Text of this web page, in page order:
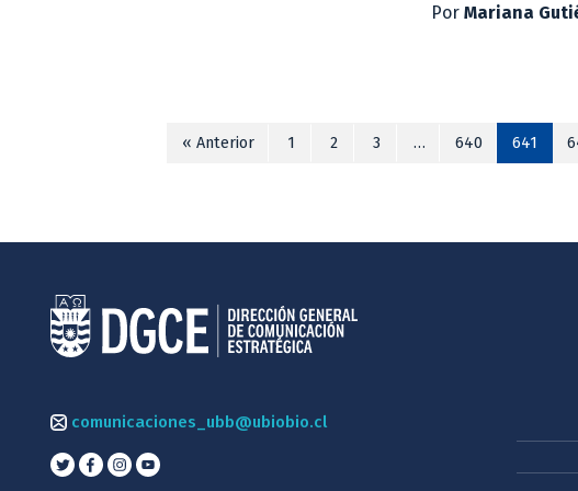
PorMariana
« Anterior 1 2 3 … 640 641
comunicaciones_ubb@ubiobio.cl